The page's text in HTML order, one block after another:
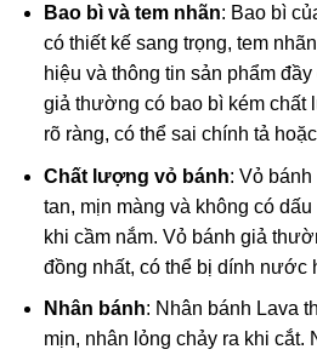
Bao bì và tem nhãn: Bao bì
có thiết kế sang trọng, tem
hiệu và thông tin sản phẩm
giả thường có bao bì kém chất
rõ ràng, có thể sai chính tả
Chất lượng vỏ bánh: Vỏ
tan, mịn màng và không có
khi cầm nắm. Vỏ bánh giả
đồng nhất, có thể bị dính nước
Nhân bánh: Nhân bánh Lava
mịn, nhân lỏng chảy ra khi cắt.